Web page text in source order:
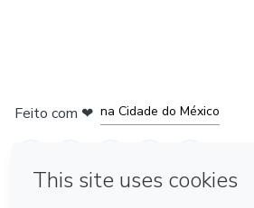
Feito com ❤ na Cidade do México